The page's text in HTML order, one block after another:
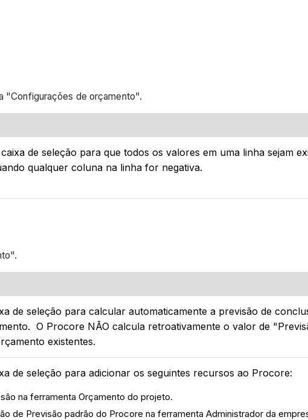
"Configurações de orçamento".
de seleção para que todos os valores em uma linha sejam
qualquer coluna na linha for negativa.
de seleção para calcular automaticamente a previsão de
O Procore NÃO calcula retroativamente o valor de
existentes.
de seleção para adicionar os seguintes recursos ao Procore:
na ferramenta Orçamento do projeto.
de Previsão padrão do Procore na ferramenta Administrador da